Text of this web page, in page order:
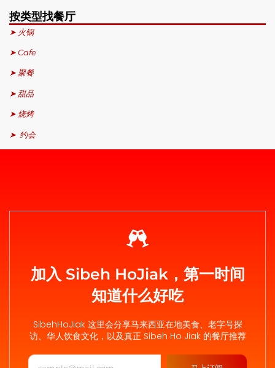
按类型找餐厅
➤ 火锅
➤ Cafe
➤ 聚餐
➤ 甜品
➤ 烧烤
➤ 约会
加入 Sibeh HoJiak，第一时间
知道什么好吃
SibehHoJiak 这里会分享马来西亚在地美食、老字号探
访、华人饮食文化，以及真正 Sibeh Ho Jiak 的餐厅推荐